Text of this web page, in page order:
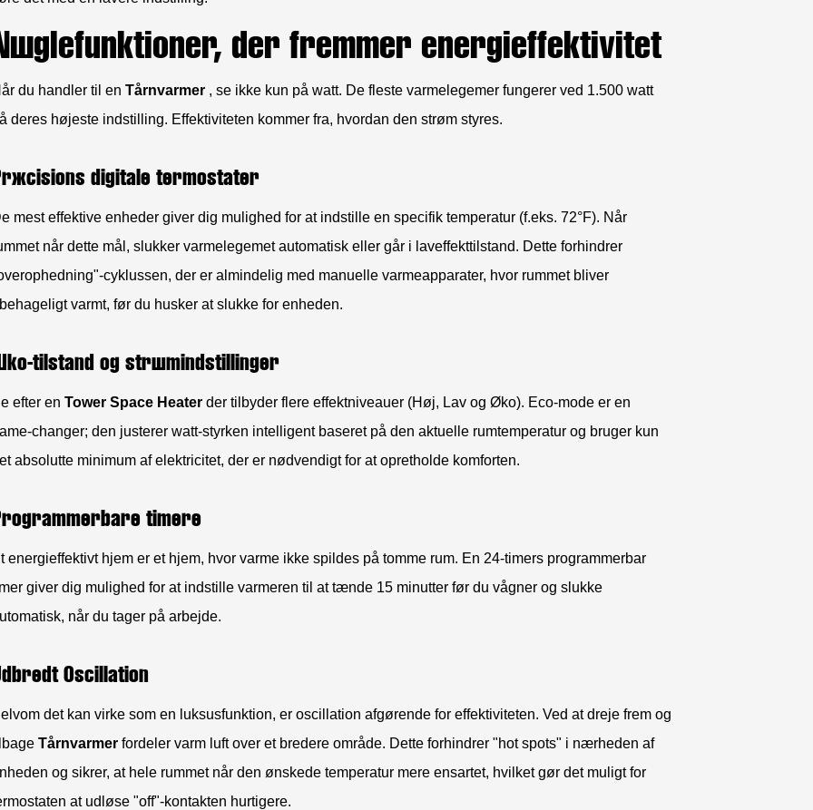
der fremmer energieffektivitet
du handler til en Tårnvarmer , se ikke kun på watt. De fleste varmelegemer fungerer ved 1.500 watt
deres højeste indstilling. Effektiviteten kommer fra, hvordan den strøm styres.
digitale termostater
mest effektive enheder giver dig mulighed for at indstille en specifik temperatur (f.eks. 72°F). Når
når dette mål, slukker varmelegemet automatisk eller går i laveffekttilstand. Dette forhindrer
cyklussen, der er almindelig med manuelle varmeapparater, hvor rummet bliver
varmt, før du husker at slukke for enheden.
tilstand og strømindstillinger
efter en Tower Space Heater der tilbyder flere effektniveauer (Høj, Lav og Øko). Eco-mode er en
changer; den justerer watt-styrken intelligent baseret på den aktuelle rumtemperatur og bruger kun
absolutte minimum af elektricitet, der er nødvendigt for at opretholde komforten.
timere
energieffektivt hjem er et hjem, hvor varme ikke spildes på tomme rum. En 24-timers programmerbar
giver dig mulighed for at indstille varmeren til at tænde 15 minutter før du vågner og slukke
når du tager på arbejde.
Oscillation
det kan virke som en luksusfunktion, er oscillation afgørende for effektiviteten. Ved at dreje frem og
Tårnvarmer fordeler varm luft over et bredere område. Dette forhindrer "hot spots" i nærheden af ​​
og sikrer, at hele rummet når den ønskede temperatur mere ensartet, hvilket gør det muligt for
at udløse "off"-kontakten hurtigere.